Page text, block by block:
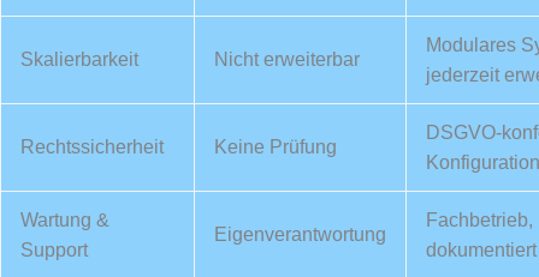
Skalierbarkeit Nicht erweiterbar
Modulares
jederzeit
Rechtssicherheit Keine Prüfung
DSGVO-
Konfiguration
Wartung &
Support
Eigenverantwortung
Fachbetrieb,
dokumentiert